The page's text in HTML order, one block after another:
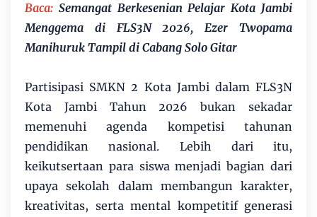
Baca: Semangat Berkesenian Pelajar Kota Jambi
Menggema di FLS3N 2026, Ezer Twopama
Manihuruk Tampil di Cabang Solo Gitar
Partisipasi SMKN 2 Kota Jambi dalam FLS3N
Kota Jambi Tahun 2026 bukan sekadar
memenuhi agenda kompetisi tahunan
pendidikan nasional. Lebih dari itu,
keikutsertaan para siswa menjadi bagian dari
upaya sekolah dalam membangun karakter,
kreativitas, serta mental kompetitif generasi